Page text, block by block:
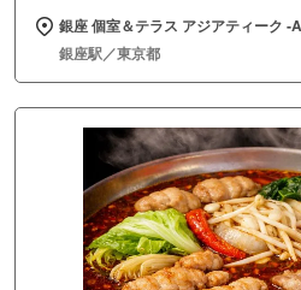
銀座 個室＆テラス アジアティーク
銀座駅／東京都